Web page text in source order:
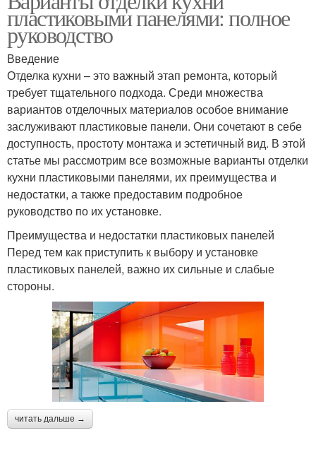
пластиковыми панелями: полное
руководство
Введение
Отделка кухни – это важный этап ремонта, который
требует тщательного подхода. Среди множества
вариантов отделочных материалов особое внимание
заслуживают пластиковые панели. Они сочетают в себе
доступность, простоту монтажа и эстетичный вид. В этой
статье мы рассмотрим все возможные варианты отделки
кухни пластиковыми панелями, их преимущества и
недостатки, а также предоставим подробное
руководство по их установке.
Преимущества и недостатки пластиковых панелей
Перед тем как приступить к выбору и установке
пластиковых панелей, важно их сильные и слабые
стороны.
читать дальше →